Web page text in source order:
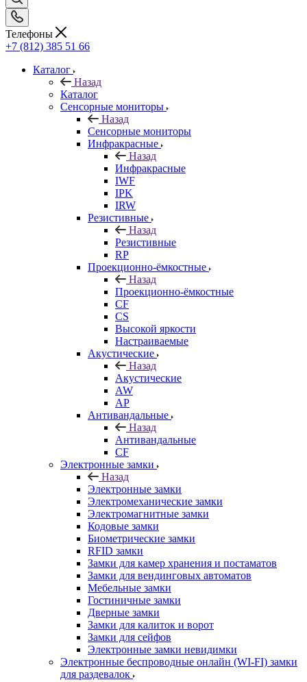
Телефоны
+7 (812) 385 51 66
Каталог
Назад
Каталог
Сенсорные мониторы
Назад
Сенсорные мониторы
Инфракрасные
Назад
Инфракрасные
IWF
IPK
IRW
Резистивные
Назад
Резистивные
RP
Проекционно-ёмкостные
Назад
Проекционно-ёмкостные
CF
CS
Высокой яркости
Настраиваемые
Акустические
Назад
Акустические
AW
AP
Антивандальные
Назад
Антивандальные
CF
Электронные замки
Назад
Электронные замки
Электромеханические замки
Электромагнитные замки
Кодовые замки
Биометрические замки
RFID замки
Замки для камер хранения и постаматов
Замки для вендинговых автоматов
Мебельные замки
Гостиничные замки
Дверные замки
Замки для калиток и ворот
Замки для сейфов
Электронные замки невидимки
Электронные беспроводные онлайн (WI-FI) замки
для раздевалок